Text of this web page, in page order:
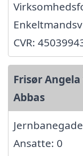
CVR:
Frisør
Abbas
Ansatte: 0